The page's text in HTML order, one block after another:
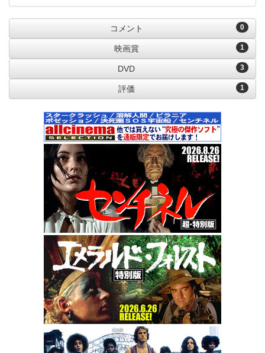
0
コメント
1
映画賞
3
DVD
1
評価